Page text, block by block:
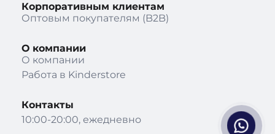
Корпоративным клиентам
Оптовым покупателям (B2B)
О компании
О компании
Работа в Kinderstore
Контакты
10:00-20:00, ежедневно